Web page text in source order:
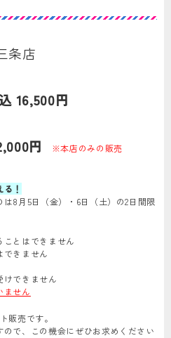
条店
16,500円
円
※本店のみの販売
！
8月5日（金）・6日（土）の2日間限
ことはできません
できません
けできません
ません
販売です。
で、この機会にぜひお求めください